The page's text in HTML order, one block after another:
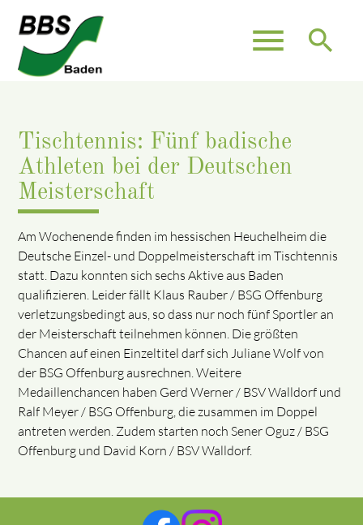
menu search
Tischtennis: Fünf badische
Athleten bei der Deutschen
Meisterschaft
Am Wochenende finden im hessischen Heuchelheim die
Deutsche Einzel- und Doppelmeisterschaft im Tischtennis
statt. Dazu konnten sich sechs Aktive aus Baden
qualifizieren. Leider fällt Klaus Rauber / BSG Offenburg
verletzungsbedingt aus, so dass nur noch fünf Sportler an
der Meisterschaft teilnehmen können. Die größten
Chancen auf einen Einzeltitel darf sich Juliane Wolf von
der BSG Offenburg ausrechnen. Weitere
Medaillenchancen haben Gerd Werner / BSV Walldorf und
Ralf Meyer / BSG Offenburg, die zusammen im Doppel
antreten werden. Zudem starten noch Sener Oguz / BSG
Offenburg und David Korn / BSV Walldorf.